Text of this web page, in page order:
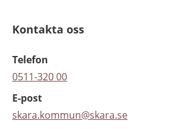
Kontakta oss
Telefon
0511-320 00
E-post
skara.kommun@skara.se